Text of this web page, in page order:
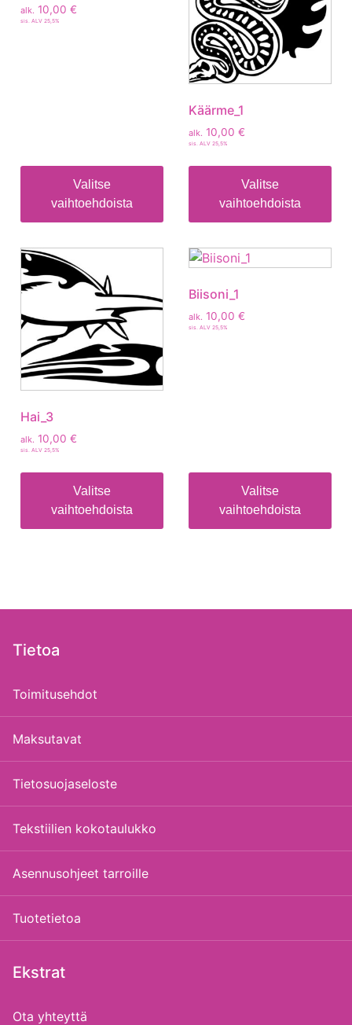
alk. 10,00 €
sis. ALV 25,5%
Valitse
vaihtoehdoista
Käärme_1
alk. 10,00 €
sis. ALV 25,5%
Valitse
vaihtoehdoista
Hai_3
alk. 10,00 €
sis. ALV 25,5%
Valitse
vaihtoehdoista
Biisoni_1
alk. 10,00 €
sis. ALV 25,5%
Valitse
vaihtoehdoista
Tietoa
Toimitusehdot
Maksutavat
Tietosuojaseloste
Tekstiilien kokotaulukko
Asennusohjeet tarroille
Tuotetietoa
Ekstrat
Ota yhteyttä